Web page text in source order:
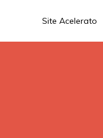
Site Acelerato